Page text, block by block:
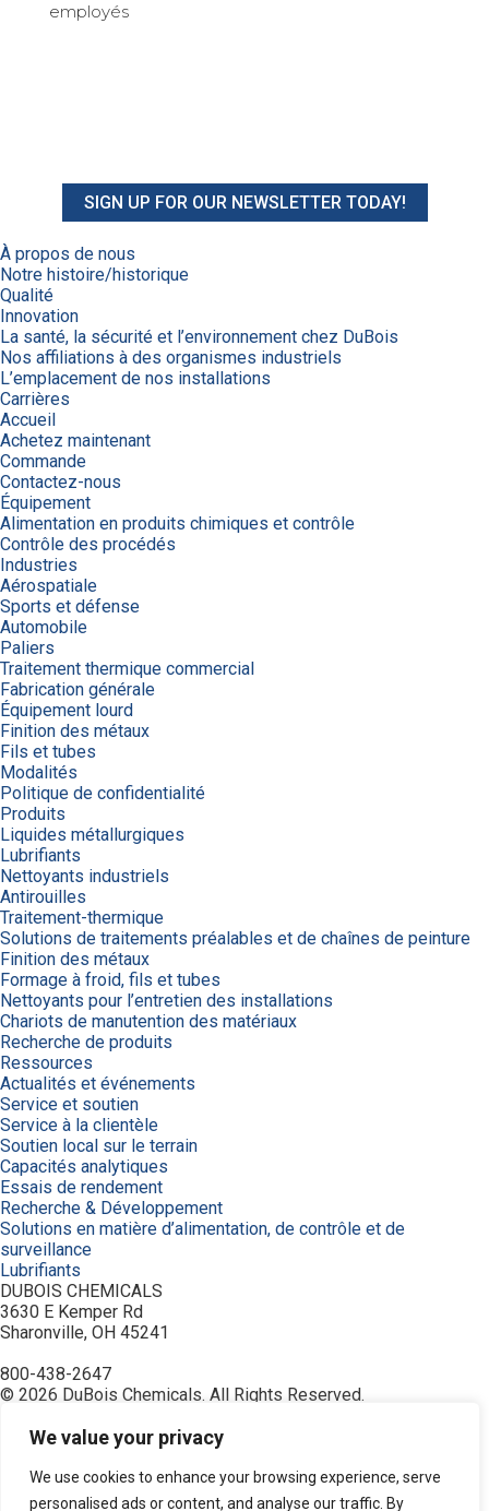
We value your privacy
We use cookies to enhance your browsing experience, serve
personalised ads or content, and analyse our traffic. By
employés
SIGN UP FOR OUR NEWSLETTER TODAY!
À propos de nous
Notre histoire/historique
Qualité
Innovation
La santé, la sécurité et l’environnement chez DuBois
Nos affiliations à des organismes industriels
L’emplacement de nos installations
Carrières
Accueil
Achetez maintenant
Commande
Contactez-nous
Équipement
Alimentation en produits chimiques et contrôle
Contrôle des procédés
Industries
Aérospatiale
Sports et défense
Automobile
Paliers
Traitement thermique commercial
Fabrication générale
Équipement lourd
Finition des métaux
Fils et tubes
Modalités
Politique de confidentialité
Produits
Liquides métallurgiques
Lubrifiants
Nettoyants industriels
Antirouilles
Traitement-thermique
Solutions de traitements préalables et de chaînes de peinture
Finition des métaux
Formage à froid, fils et tubes
Nettoyants pour l’entretien des installations
Chariots de manutention des matériaux
Recherche de produits
Ressources
Actualités et événements
Service et soutien
Service à la clientèle
Soutien local sur le terrain
Capacités analytiques
Essais de rendement
Recherche & Développement
Solutions en matière d’alimentation, de contrôle et de
surveillance
Lubrifiants
DUBOIS CHEMICALS
3630 E Kemper Rd
Sharonville, OH 45241
800-438-2647
© 2026 DuBois Chemicals. All Rights Reserved.
Accueil
Commande
Contactez-nous